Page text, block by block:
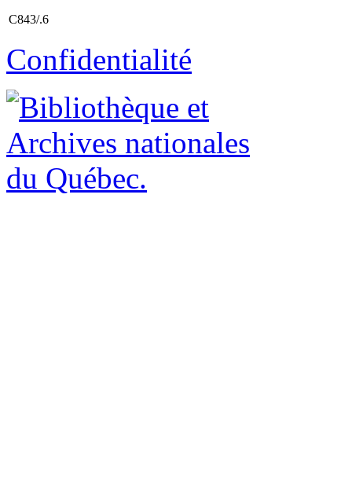
C843/.6
Confidentialité